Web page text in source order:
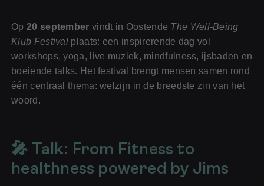
Op20 september vindt in Oostende The Well-Being
Klub Festival plaats: een inspirerende dag vol
workshops, yoga, live muziek, mindfulness, ijsbaden en
boeiende talks. Het festival brengt mensen samen rond
één centraal thema: welzijn in de breedste zin van het
woord.
🎤 Talk: From Fitness to
healthness powered by Jims